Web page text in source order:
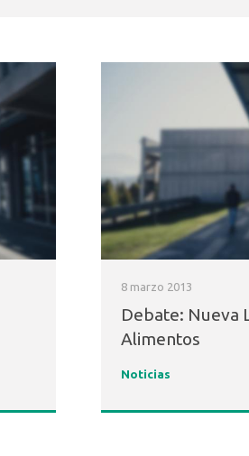
8 marzo 2013
Debate: Nueva
Alimentos
Noticias